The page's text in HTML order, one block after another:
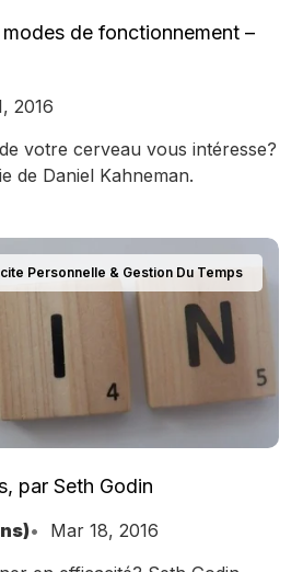
de fonctionnement –
2016
votre cerveau vous intéresse?
de Daniel Kahneman.
Personnelle & Gestion Du Temps
par Seth Godin
Mar 18, 2016